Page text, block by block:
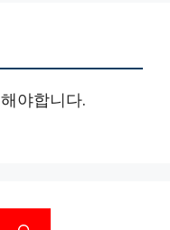
해야합니다.